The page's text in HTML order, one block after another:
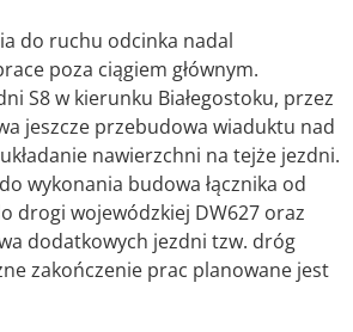
do ruchu odcinka nadal
poza ciągiem głównym.
S8 w kierunku Białegostoku, przez
jeszcze przebudowa wiaduktu nad
nawierzchni na tejże jezdni.
wykonania budowa łącznika od
drogi wojewódzkiej DW627 oraz
dodatkowych jezdni tzw. dróg
zakończenie prac planowane jest